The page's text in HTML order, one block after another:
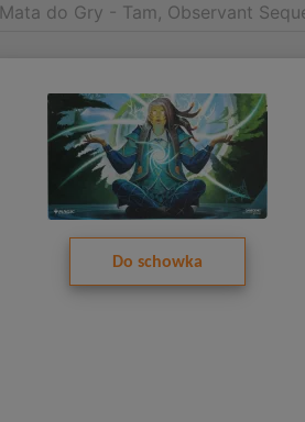
Mata do Gry - Tam, Observant
Do schowka